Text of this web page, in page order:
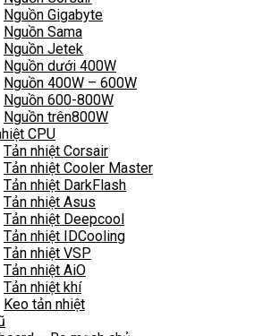
Nguồn Gigabyte
Nguồn Sama
Nguồn Jetek
Nguồn dưới 400W
Nguồn 400W – 600W
Nguồn 600-800W
Nguồn trên800W
CPU
Tản nhiệt Corsair
Tản nhiệt Cooler Master
Tản nhiệt DarkFlash
Tản nhiệt Asus
Tản nhiệt Deepcool
Tản nhiệt IDCooling
Tản nhiệt VSP
Tản nhiệt AiO
Tản nhiệt khí
Keo tản nhiệt